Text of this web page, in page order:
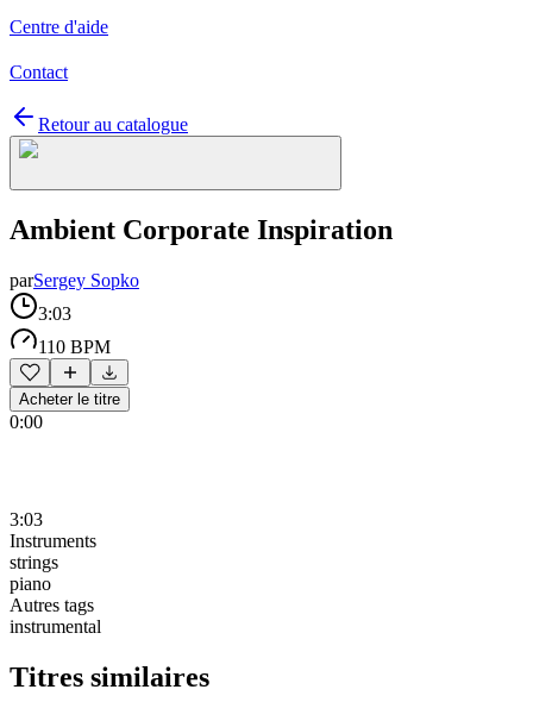
Centre d'aide
Contact
Retour au catalogue
Ambient Corporate Inspiration
parSergey Sopko
3:03
110 BPM
Acheter le titre
0:00
3:03
Instruments
strings
piano
Autres tags
instrumental
Titres similaires